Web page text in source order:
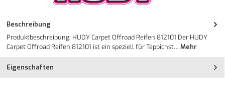
Beschreibung
Produktbeschreibung: HUDY Carpet Offroad Reifen 812101 Der HUDY
Carpet Offroad Reifen 812101 ist ein speziell für Teppichst…Mehr
Eigenschaften